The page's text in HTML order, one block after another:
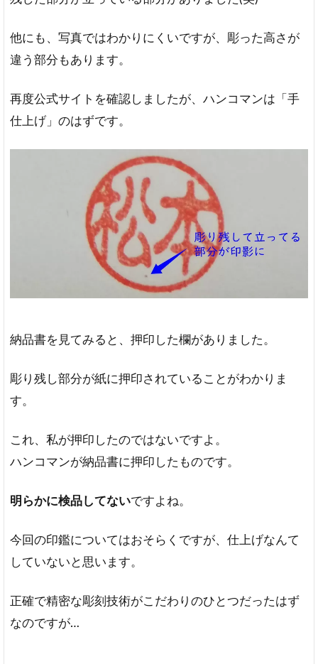
他にも、写真ではわかりにくいですが、彫った高さが
違う部分もあります。
再度公式サイトを確認しましたが、ハンコマンは「手
仕上げ」のはずです。
納品書を見てみると、押印した欄がありました。
彫り残し部分が紙に押印されていることがわかりま
す。
これ、私が押印したのではないですよ。
ハンコマンが納品書に押印したものです。
明らかに検品してないですよね。
今回の印鑑についてはおそらくですが、仕上げなんて
していないと思います。
正確で精密な彫刻技術がこだわりのひとつだったはず
なのですが…